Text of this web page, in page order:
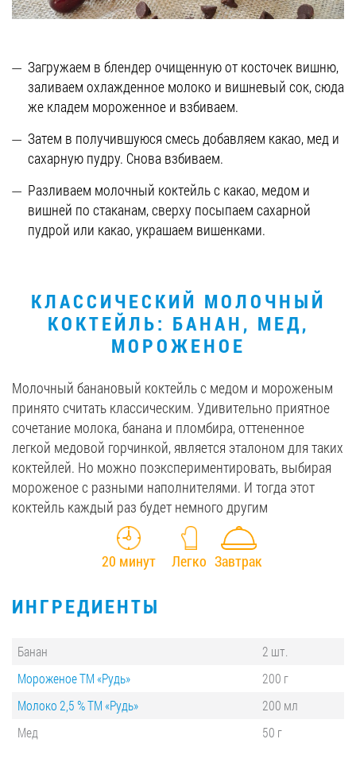
Загружаем в блендер очищенную от косточек вишню,
заливаем охлажденное молоко и вишневый сок, сюда
же кладем мороженное и взбиваем.
Затем в получившуюся смесь добавляем какао, мед и
сахарную пудру. Снова взбиваем.
Разливаем молочный коктейль с какао, медом и
вишней по стаканам, сверху посыпаем сахарной
пудрой или какао, украшаем вишенками.
КЛАССИЧЕСКИЙ МОЛОЧНЫЙ
КОКТЕЙЛЬ: БАНАН, МЕД,
МОРОЖЕНОЕ
Молочный банановый коктейль с медом и мороженым
принято считать классическим. Удивительно приятное
сочетание молока, банана и пломбира, оттененное
легкой медовой горчинкой, является эталоном для таких
коктейлей. Но можно поэкспериментировать, выбирая
мороженое с разными наполнителями. И тогда этот
коктейль каждый раз будет немного другим
20 минут Легко Завтрак
ИНГРЕДИЕНТЫ
Банан
2 шт.
Мороженое ТМ «Рудь»
200 г
Молоко 2,5 % ТМ «Рудь»
200 мл
Мед
50 г